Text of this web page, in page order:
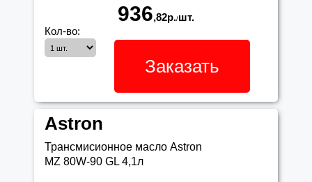
936,82р./шт.
Кол-во:
Заказать
Astron
Трансмисионное масло Astron
MZ 80W-90 GL 4,1л